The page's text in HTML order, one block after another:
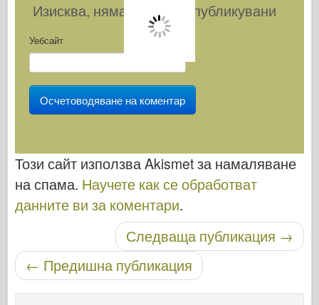
Изисква, няма да бъдат публикувани
Уебсайт
Този сайт използва Akismet за намаляване
на спама. Научете как се обработват
данните ви за коментари.
Публикуване на навигацияСледваща публикация →
← Предишна публикация